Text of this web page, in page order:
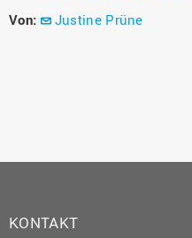
Von:
Justine Prüne
KONTAKT